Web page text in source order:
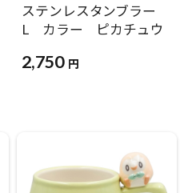
ステンレスタンブラー
L カラー ピカチュウ
2,750 円